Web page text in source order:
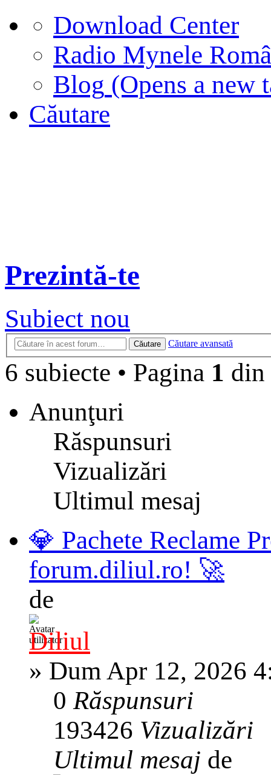
Download Center
Radio Mynele
Blog (Opens a new
Căutare
Prezintă-te
Subiect nou
Căutare Căutare avansată
6 subiecte • Pagina 1 din
Anunţuri
Răspunsuri
Vizualizări
Ultimul mesaj
💎 Pachete Reclame
forum.diliul.ro! 🚀
de
Diliul
» Dum Apr 12, 2026
0Răspunsuri
193426 Vizualizări
Ultimul mesaj de